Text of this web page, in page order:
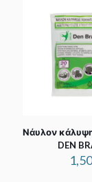
Νάυλον
DEN